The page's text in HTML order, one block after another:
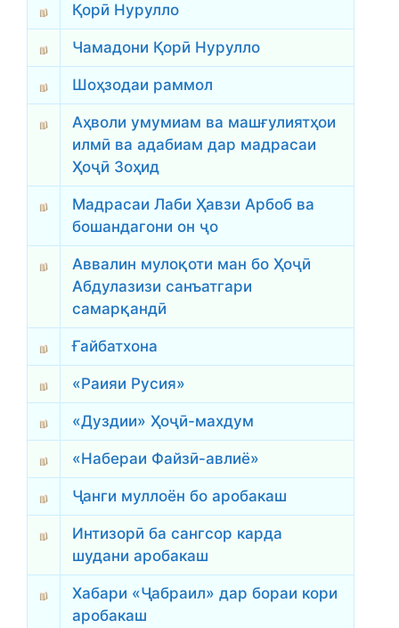
Қорӣ Нурулло
Чамадони Қорӣ Нурулло
Шоҳзодаи раммол
Аҳволи умумиам ва машғулиятҳои
илмӣ ва адабиам дар мадрасаи
Ҳоҷӣ Зоҳид
Мадрасаи Лаби Ҳавзи Арбоб ва
бошандагони он ҷо
Аввалин мулоқоти ман бо Ҳоҷӣ
Абдулазизи санъатгари
самарқандӣ
Ғайбатхона
«Раияи Русия»
«Дуздии» Ҳоҷӣ-махдум
«Набераи Файзӣ-авлиё»
Ҷанги муллоён бо аробакаш
Интизорӣ ба сангсор карда
шудани аробакаш
Хабари «Ҷабраил» дар бораи кори
аробакаш